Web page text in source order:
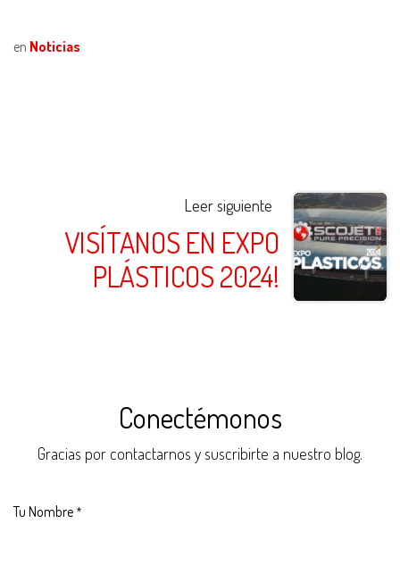
en Noticias
Leer siguiente
VISÍTANOS EN EXPO
PLÁSTICOS 2024!
Conectémonos
Gracias por contactarnos y suscribirte a nuestro blog.
Tu Nombre *